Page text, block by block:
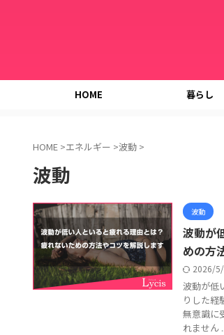
HOME 暮らし
HOME >エネルギー >波動 >
波動
波動
波動が
めの方
2026/
波動が低
りした経
無意識に
れません